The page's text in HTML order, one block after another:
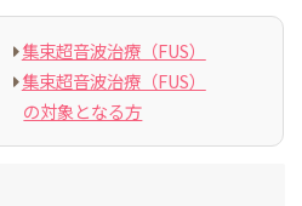
集束超音波治療（FUS）
集束超音波治療（FUS）
の対象となる方